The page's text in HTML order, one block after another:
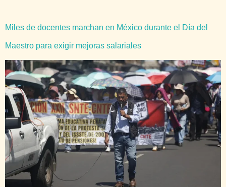
Miles de docentes marchan en México durante el Día del
Maestro para exigir mejoras salariales